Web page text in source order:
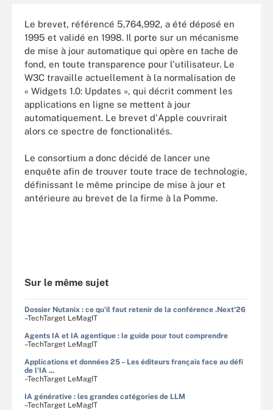
Le brevet, référencé 5,764,992, a été déposé en
1995 et validé en 1998. Il porte sur un mécanisme
de mise à jour automatique qui opère en tache de
fond, en toute transparence pour l'utilisateur. Le
W3C travaille actuellement à la normalisation de
« Widgets 1.0: Updates », qui décrit comment les
applications en ligne se mettent à jour
automatiquement. Le brevet d'Apple couvrirait
alors ce spectre de fonctionalités.
Le consortium a donc décidé de lancer une
enquête afin de trouver toute trace de technologie,
définissant le même principe de mise à jour et
antérieure au brevet de la firme à la Pomme.
Sur le même sujet
Dossier Nutanix : ce qu'il faut retenir de la conférence .Next'26
–TechTarget LeMagIT
Agents IA et IA agentique : le guide pour tout comprendre
–TechTarget LeMagIT
Applications et données 25 – Les éditeurs français face au défi
de l'IA ...
–TechTarget LeMagIT
IA générative : les grandes catégories de LLM
–TechTarget LeMagIT